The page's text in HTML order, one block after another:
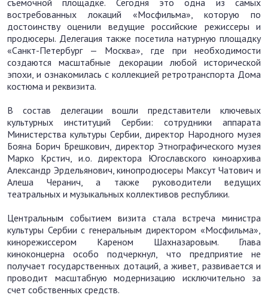
съемочной площадке. Сегодня это одна из самых
востребованных локаций «Мосфильма», которую по
достоинству оценили ведущие российские режиссеры и
продюсеры. Делегация также посетила натурную площадку
«Санкт-Петербург — Москва», где при необходимости
создаются масштабные декорации любой исторической
эпохи, и ознакомилась с коллекцией ретротранспорта Дома
костюма и реквизита.
В состав делегации вошли представители ключевых
культурных институций Сербии: сотрудники аппарата
Министерства культуры Сербии, директор Народного музея
Бояна Борич Брешкович, директор Этнографического музея
Марко Крстич, и.о. директора Югославского киноархива
Александр Эрдельянович, кинопродюсеры Максут Чатович и
Алеша Черанич, а также руководители ведущих
театральных и музыкальных коллективов республики.
Центральным событием визита стала встреча министра
культуры Сербии с генеральным директором «Мосфильма»,
кинорежиссером Кареном Шахназаровым. Глава
киноконцерна особо подчеркнул, что предприятие не
получает государственных дотаций, а живет, развивается и
проводит масштабную модернизацию исключительно за
счет собственных средств.